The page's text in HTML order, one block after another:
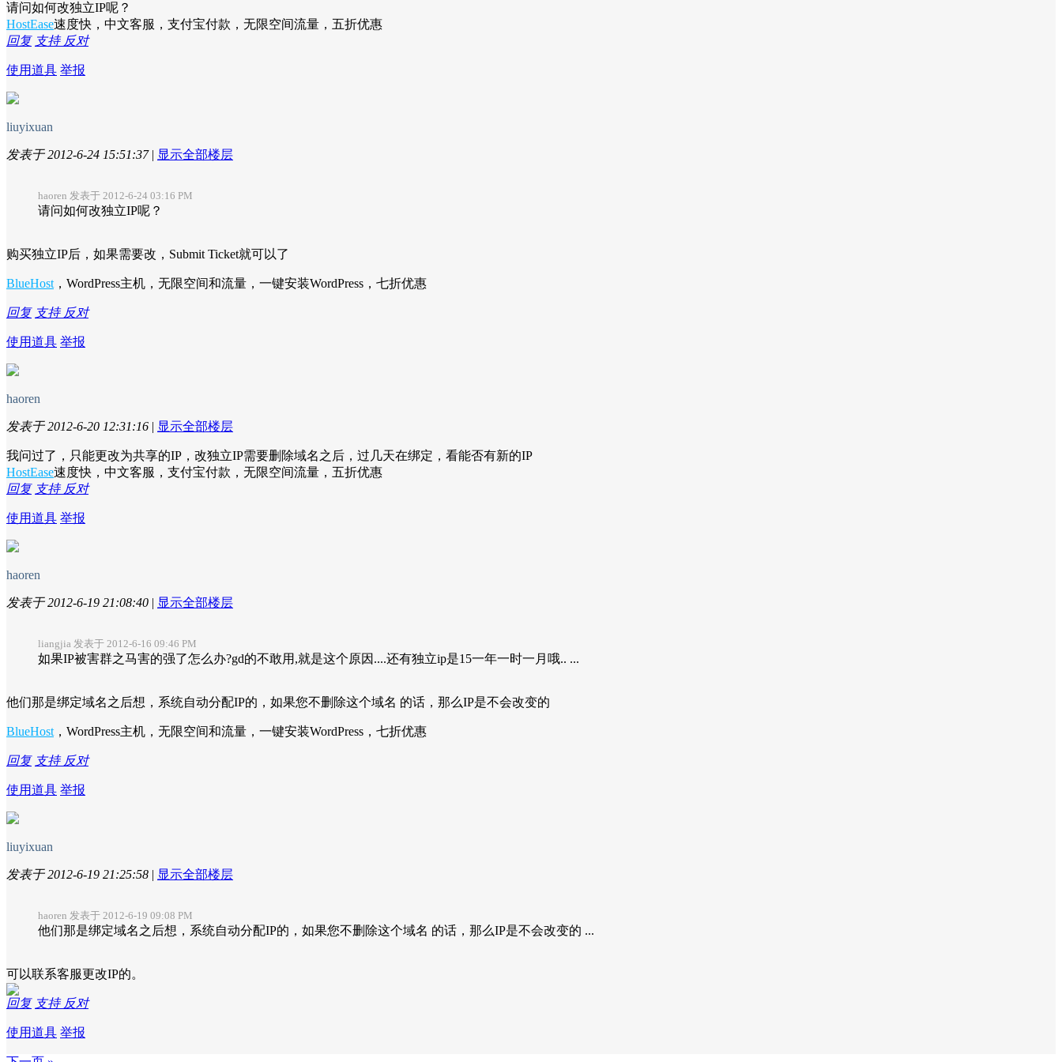
请问如何改独立IP呢？
HostEase速度快，中文客服，支付宝付款，无限空间流量，五折优惠
回复 支持 反对
使用道具 举报
liuyixuan
发表于 2012-6-24 15:51:37 | 显示全部楼层
haoren 发表于 2012-6-24 03:16 PM
请问如何改独立IP呢？
购买独立IP后，如果需要改，Submit Ticket就可以了
BlueHost ，WordPress主机，无限空间和流量，一键安装WordPress，七折优惠
回复 支持 反对
使用道具 举报
haoren
发表于 2012-6-20 12:31:16 | 显示全部楼层
我问过了，只能更改为共享的IP，改独立IP需要删除域名之后，过几天在绑定，看能否有新的IP
HostEase速度快，中文客服，支付宝付款，无限空间流量，五折优惠
回复 支持 反对
使用道具 举报
haoren
发表于 2012-6-19 21:08:40 | 显示全部楼层
liangjia 发表于 2012-6-16 09:46 PM
如果IP被害群之马害的强了怎么办?gd的不敢用,就是这个原因....还有独立ip是15一年一时一月哦.. ...
他们那是绑定域名之后想，系统自动分配IP的，如果您不删除这个域名 的话，那么IP是不会改变的
BlueHost ，WordPress主机，无限空间和流量，一键安装WordPress，七折优惠
回复 支持 反对
使用道具 举报
liuyixuan
发表于 2012-6-19 21:25:58 | 显示全部楼层
haoren 发表于 2012-6-19 09:08 PM
他们那是绑定域名之后想，系统自动分配IP的，如果您不删除这个域名 的话，那么IP是不会改变的 ...
可以联系客服更改IP的。
回复 支持 反对
使用道具 举报